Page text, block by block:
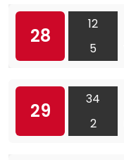
28
12
5
29
34
2